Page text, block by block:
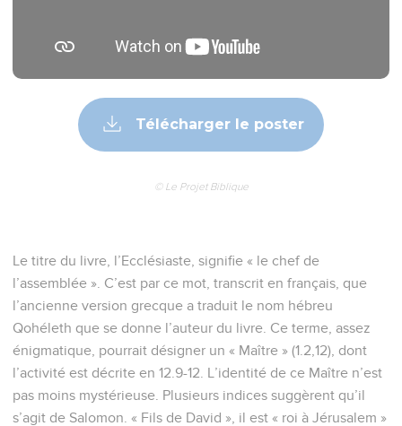
Télécharger le poster
© Le Projet Biblique
Le titre du livre, l’Ecclésiaste, signifie « le chef de
l’assemblée ». C’est par ce mot, transcrit en français, que
l’ancienne version grecque a traduit le nom hébreu
Qohéleth que se donne l’auteur du livre. Ce terme, assez
énigmatique, pourrait désigner un « Maître » (1.2,12), dont
l’activité est décrite en 12.9-12. L’identité de ce Maître n’est
pas moins mystérieuse. Plusieurs indices suggèrent qu’il
s’agit de Salomon. « Fils de David », il est « roi à Jérusalem »